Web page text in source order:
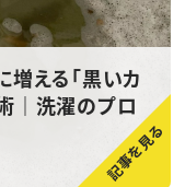
増える「黒いカ
｜洗濯のプロ